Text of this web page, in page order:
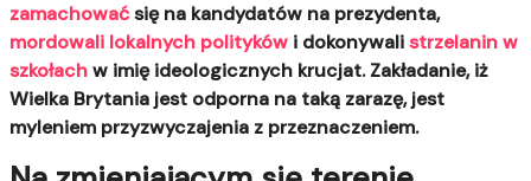
zamachowaćsię na kandydatów na prezydenta,
mordowali lokalnych polityków i dokonywalistrzelanin w
szkołachw imię ideologicznych krucjat. Zakładanie, iż
Wielka Brytania jest odporna na taką zarazę, jest
myleniem przyzwyczajenia z przeznaczeniem.